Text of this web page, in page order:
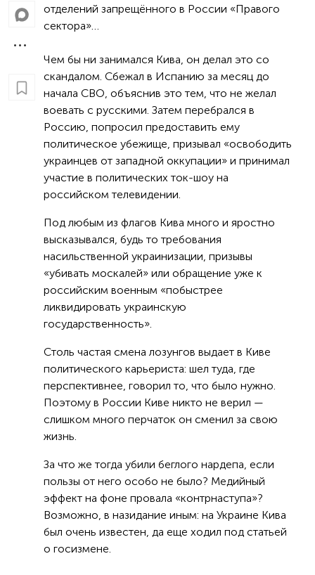
отделений запрещённого в России «Правого
сектора»…
Чем бы ни занимался Кива, он делал это со
скандалом. Сбежал в Испанию за месяц до
начала СВО, объяснив это тем, что не желал
воевать с русскими. Затем перебрался в
Россию, попросил предоставить ему
политическое убежище, призывал «освободить
украинцев от западной оккупации» и принимал
участие в политических ток-шоу на
российском телевидении.
Под любым из флагов Кива много и яростно
высказывался, будь то требования
насильственной украинизации, призывы
«убивать москалей» или обращение уже к
российским военным «побыстрее
ликвидировать украинскую
государственность».
Столь частая смена лозунгов выдает в Киве
политического карьериста: шел туда, где
перспективнее, говорил то, что было нужно.
Поэтому в России Киве никто не верил —
слишком много перчаток он сменил за свою
жизнь.
За что же тогда убили беглого нардепа, если
пользы от него особо не было? Медийный
эффект на фоне провала «контрнаступа»?
Возможно, в назидание иным: на Украине Кива
был очень известен, да еще ходил под статьей
о госизмене.